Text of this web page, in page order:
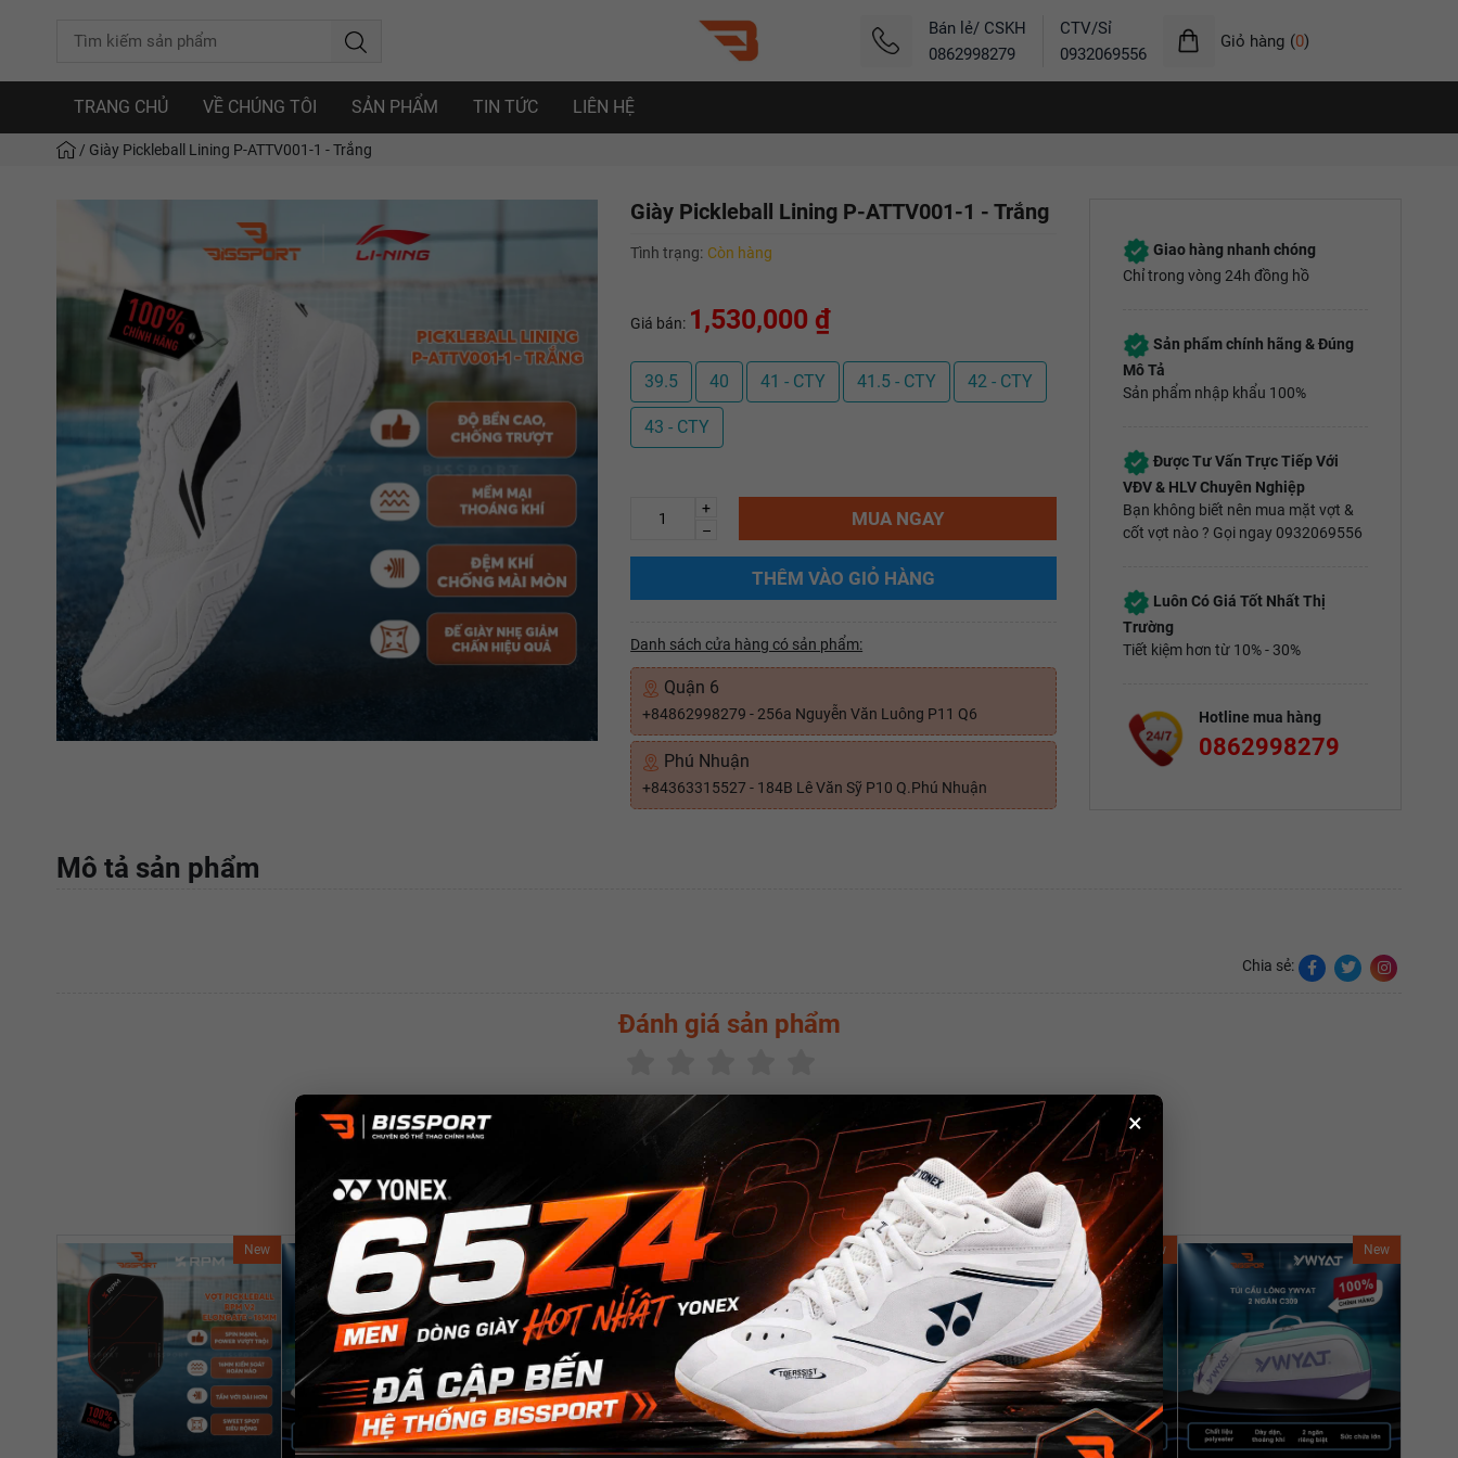
×
Bán lẻ/ CSKH
0862998279
CTV/Sỉ
0932069556
Giỏ hàng (0)
TRANG CHỦ VỀ CHÚNG TÔI SẢN PHẨM TIN TỨC LIÊN HỆ
/ Giày Pickleball Lining P-ATTV001-1 - Trắng
Giày Pickleball Lining P-ATTV001-1 - Trắng
Tình trạng: Còn hàng
Giá bán: 1,530,000 ₫
39.5 40 41 - CTY 41.5 - CTY 42 - CTY
43 - CTY
+
–
MUA NGAY
THÊM VÀO GIỎ HÀNG
Danh sách cửa hàng có sản phẩm:
Quận 6
+84862998279 - 256a Nguyễn Văn Luông P11 Q6
Phú Nhuận
+84363315527 - 184B Lê Văn Sỹ P10 Q.Phú Nhuận
Giao hàng nhanh chóng
Chỉ trong vòng 24h đồng hồ
Sản phẩm chính hãng & Đúng
Mô Tả
Sản phẩm nhập khẩu 100%
Được Tư Vấn Trực Tiếp Với
VĐV & HLV Chuyên Nghiệp
Bạn không biết nên mua mặt vợt &
cốt vợt nào ? Gọi ngay 0932069556
Luôn Có Giá Tốt Nhất Thị
Trường
Tiết kiệm hơn từ 10% - 30%
Hotline mua hàng
0862998279
Mô tả sản phẩm
Chia sẻ:
Đánh giá sản phẩm
0.0/5 - 0bình chọn)
SẢN PHẨM CÙNG LOẠI
New New New New New New